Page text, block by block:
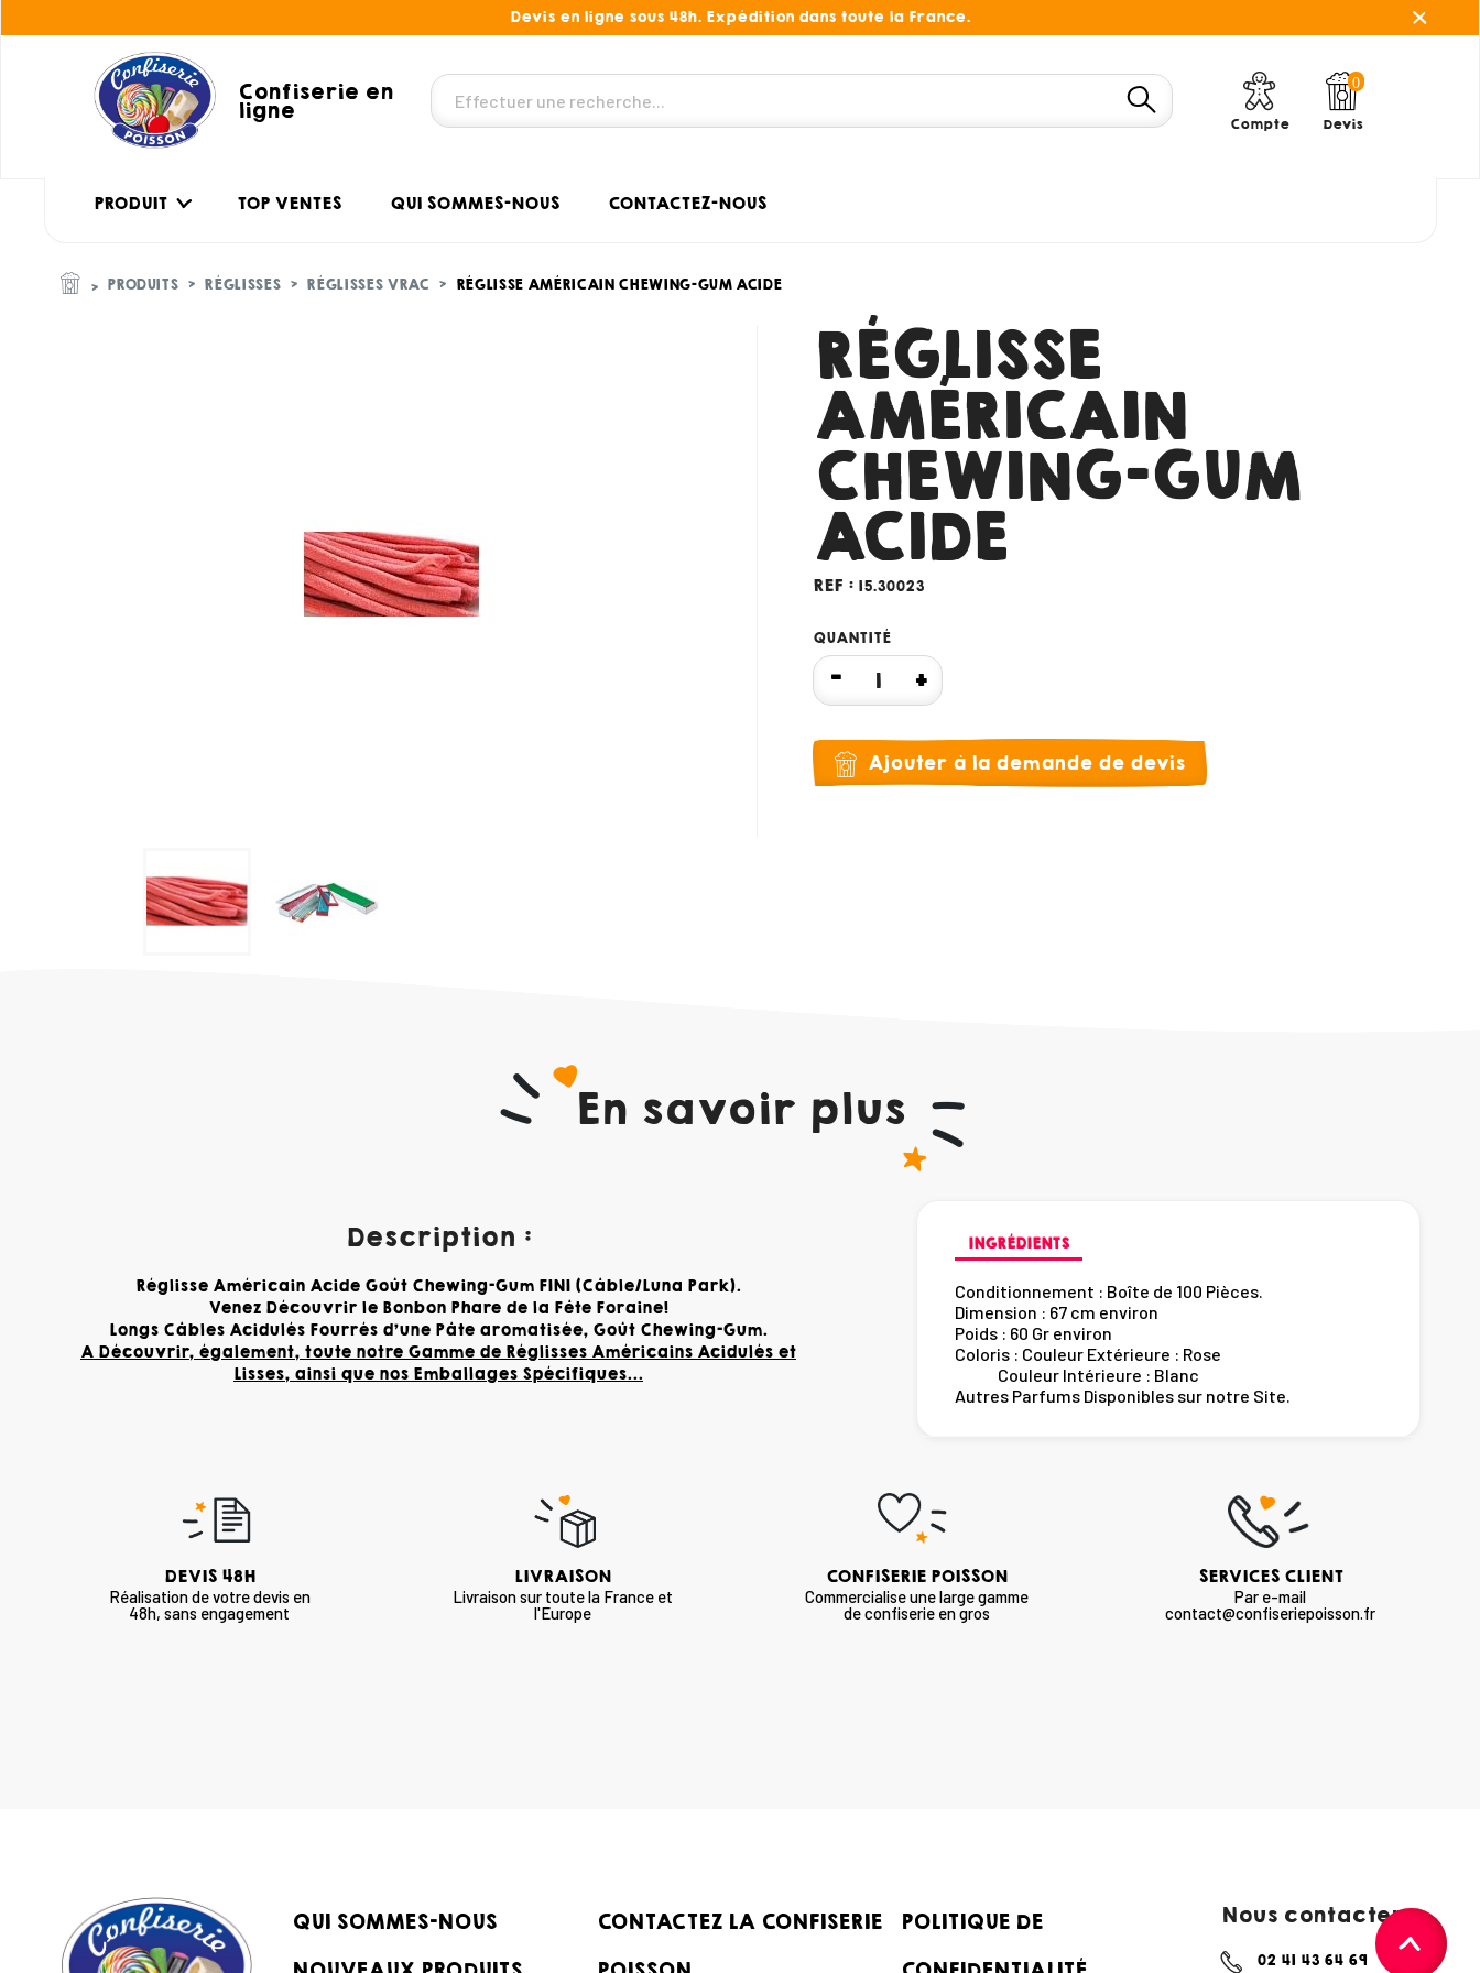
Devis en ligne sous 48h. Expédition dans toute la France.
Confiserie en
ligne Compte
0
Devis
PRODUIT TOP VENTES QUI SOMMES-NOUS CONTACTEZ-NOUS
PRODUITS RÉGLISSES RÉGLISSES VRAC RÉGLISSE AMÉRICAIN CHEWING-GUM ACIDE
RÉGLISSE
AMÉRICAIN
CHEWING-GUM
ACIDE
REF : 15.30023
QUANTITÉ
Ajouter à la demande de devis
En savoir plus
Description :
Réglisse Américain Acide Goût Chewing-Gum FINI (Câble/Luna Park).
Venez Découvrir le Bonbon Phare de la Fête Foraine!
Longs Câbles Acidulés Fourrés d'une Pâte aromatisée, Goût Chewing-Gum.
A Découvrir, également, toute notre Gamme de Réglisses Américains Acidulés et
Lisses, ainsi que nos Emballages Spécifiques...
INGRÉDIENTS
Conditionnement : Boîte de 100 Pièces.
Dimension : 67 cm environ
Poids : 60 Gr environ
Coloris : Couleur Extérieure : Rose
Couleur Intérieure : Blanc
Autres Parfums Disponibles sur notre Site.
DEVIS 48H
Réalisation de votre devis en
48h, sans engagement
LIVRAISON
Livraison sur toute la France et
l'Europe
CONFISERIE POISSON
Commercialise une large gamme
de confiserie en gros
SERVICES CLIENT
Par e-mail
contact@confiseriepoisson.fr
QUI SOMMES-NOUS
CONTACTEZ LA CONFISERIE
POLITIQUE DE
Nous contacter :
02 41 43 64 69